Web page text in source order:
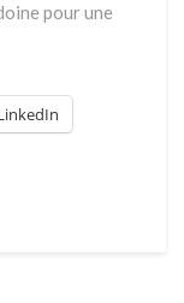
pour une